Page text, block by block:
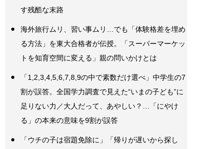
す残酷な末路
海外旅行ムリ、習い事ムリ…でも「体験格差を埋め
る方法」を東大合格者が伝授。「スーパーマーケッ
トを知育空間に変える」親の問いかけとは
「1,2,3,4,5,6,7,8,9の中で素数だけ選べ」中学生の7
割が誤答。全国学力調査で見えた“いまの子ども”に
足りない力／大人だって、あやしい？…「にやけ
る」の本来の意味を9割が誤答
「ウチの子は宿題免除に」「帰りが遅いから探し